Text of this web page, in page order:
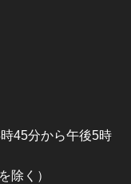
45分から午後5時
除く）